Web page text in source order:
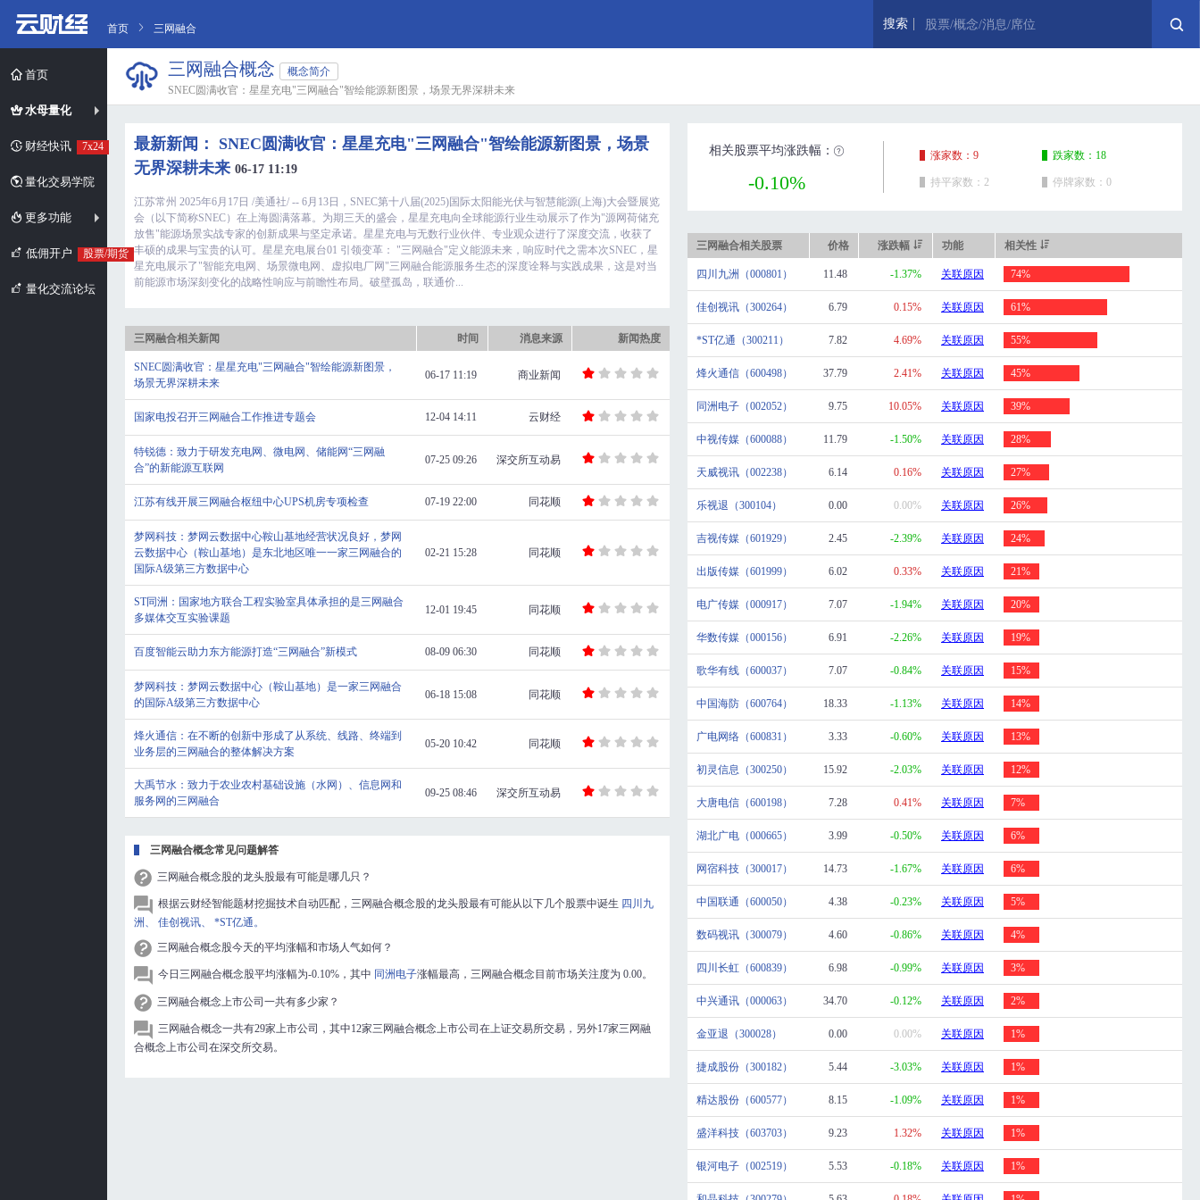
首页
水母量化
财经快讯 7x24
量化交易学院
更多功能
低佣开户 股票/期货
量化交流论坛
首页 三网融合 搜索 股票/概念/消息/席位
三网融合概念
概念简介
SNEC圆满收官：星星充电"三网融合"智绘能源新图景，场景无界深耕未来
最新新闻： SNEC圆满收官：星星充电"三网融合"智绘能源新图景，场景
无界深耕未来 06-17 11:19
江苏常州 2025年6月17日 /美通社/ -- 6月13日，SNEC第十八届(2025)国际太阳能光伏与智慧能源(上海)大会暨展览
会（以下简称SNEC）在上海圆满落幕。为期三天的盛会，星星充电向全球能源行业生动展示了作为"源网荷储充
放售"能源场景实战专家的创新成果与坚定承诺。星星充电与无数行业伙伴、专业观众进行了深度交流，收获了
丰硕的成果与宝贵的认可。星星充电展台01 引领变革： "三网融合"定义能源未来，响应时代之需本次SNEC，星
星充电展示了"智能充电网、场景微电网、虚拟电厂网"三网融合能源服务生态的深度诠释与实践成果，这是对当
前能源市场深刻变化的战略性响应与前瞻性布局。破壁孤岛，联通价...
三网融合相关新闻 时间 消息来源 新闻热度
SNEC圆满收官：星星充电"三网融合"智绘能源新图景，
场景无界深耕未来
06-17 11:19 商业新闻
国家电投召开三网融合工作推进专题会 12-04 14:11 云财经
特锐德：致力于研发充电网、微电网、储能网“三网融
合”的新能源互联网
07-25 09:26 深交所互动易
江苏有线开展三网融合枢纽中心UPS机房专项检查 07-19 22:00 同花顺
梦网科技：梦网云数据中心鞍山基地经营状况良好，梦网
云数据中心（鞍山基地）是东北地区唯一一家三网融合的
国际A级第三方数据中心
02-21 15:28 同花顺
ST同洲：国家地方联合工程实验室具体承担的是三网融合
多媒体交互实验课题
12-01 19:45 同花顺
百度智能云助力东方能源打造“三网融合”新模式 08-09 06:30 同花顺
梦网科技：梦网云数据中心（鞍山基地）是一家三网融合
的国际A级第三方数据中心
06-18 15:08 同花顺
烽火通信：在不断的创新中形成了从系统、线路、终端到
业务层的三网融合的整体解决方案
05-20 10:42 同花顺
大禹节水：致力于农业农村基础设施（水网）、信息网和
服务网的三网融合
09-25 08:46 深交所互动易
三网融合概念常见问题解答
三网融合概念股的龙头股最有可能是哪几只？
根据云财经智能题材挖掘技术自动匹配，三网融合概念股的龙头股最有可能从以下几个股票中诞生 四川九
洲、
佳创视讯、
*ST亿通。
三网融合概念股今天的平均涨幅和市场人气如何？
今日三网融合概念股平均涨幅为-0.10%，其中 同洲电子涨幅最高，三网融合概念目前市场关注度为 0.00。
三网融合概念上市公司一共有多少家？
三网融合概念一共有29家上市公司，其中12家三网融合概念上市公司在上证交易所交易，另外17家三网融
合概念上市公司在深交所交易。
相关股票平均涨跌幅：
-0.10%
涨家数：9
持平家数：2
跌家数：18
停牌家数：0
三网融合相关股票 价格 涨跌幅 功能 相关性
四川九洲（000801） 11.48 -1.37% 关联原因 74%
佳创视讯（300264） 6.79 0.15% 关联原因 61%
*ST亿通（300211） 7.82 4.69% 关联原因 55%
烽火通信（600498） 37.79 2.41% 关联原因 45%
同洲电子（002052） 9.75 10.05% 关联原因 39%
中视传媒（600088） 11.79 -1.50% 关联原因 28%
天威视讯（002238） 6.14 0.16% 关联原因 27%
乐视退（300104） 0.00 0.00% 关联原因 26%
吉视传媒（601929） 2.45 -2.39% 关联原因 24%
出版传媒（601999） 6.02 0.33% 关联原因 21%
电广传媒（000917） 7.07 -1.94% 关联原因 20%
华数传媒（000156） 6.91 -2.26% 关联原因 19%
歌华有线（600037） 7.07 -0.84% 关联原因 15%
中国海防（600764） 18.33 -1.13% 关联原因 14%
广电网络（600831） 3.33 -0.60% 关联原因 13%
初灵信息（300250） 15.92 -2.03% 关联原因 12%
大唐电信（600198） 7.28 0.41% 关联原因 7%
湖北广电（000665） 3.99 -0.50% 关联原因 6%
网宿科技（300017） 14.73 -1.67% 关联原因 6%
中国联通（600050） 4.38 -0.23% 关联原因 5%
数码视讯（300079） 4.60 -0.86% 关联原因 4%
四川长虹（600839） 6.98 -0.99% 关联原因 3%
中兴通讯（000063） 34.70 -0.12% 关联原因 2%
金亚退（300028） 0.00 0.00% 关联原因 1%
捷成股份（300182） 5.44 -3.03% 关联原因 1%
精达股份（600577） 8.15 -1.09% 关联原因 1%
盛洋科技（603703） 9.23 1.32% 关联原因 1%
银河电子（002519） 5.53 -0.18% 关联原因 1%